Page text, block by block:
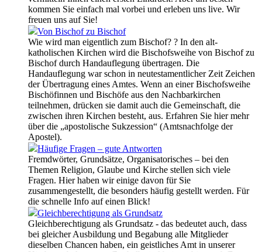
kommen Sie einfach mal vorbei und erleben uns live. Wir
freuen uns auf Sie!
Von Bischof zu Bischof
Wie wird man eigentlich zum Bischof? ? In den alt-
katholischen Kirchen wird die Bischofsweihe von Bischof zu
Bischof durch Handauflegung übertragen. Die
Handauflegung war schon in neutestamentlicher Zeit Zeichen
der Übertragung eines Amtes. Wenn an einer Bischofsweihe
Bischöfinnen und Bischöfe aus den Nachbarkirchen
teilnehmen, drücken sie damit auch die Gemeinschaft, die
zwischen ihren Kirchen besteht, aus. Erfahren Sie hier mehr
über die „apostolische Sukzession“ (Amtsnachfolge der
Apostel).
Häufige Fragen – gute Antworten
Fremdwörter, Grundsätze, Organisatorisches – bei den
Themen Religion, Glaube und Kirche stellen sich viele
Fragen. Hier haben wir einige davon für Sie
zusammengestellt, die besonders häufig gestellt werden. Für
die schnelle Info auf einen Blick!
Gleichberechtigung als Grundsatz
Gleichberechtigung als Grundsatz - das bedeutet auch, dass
bei gleicher Ausbildung und Begabung alle Mitglieder
dieselben Chancen haben, ein geistliches Amt in unserer